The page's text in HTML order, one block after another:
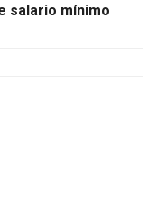
salario mínimo